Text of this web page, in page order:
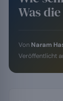
Was
Von Naram
Veröffentlicht